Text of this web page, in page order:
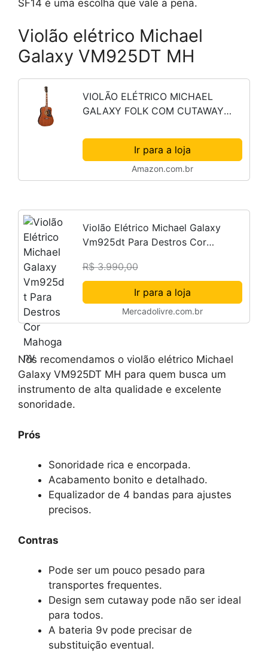
SF14 é uma escolha que vale a pena.
Violão elétrico Michael
Galaxy VM925DT MH
VIOLÃO ELÉTRICO MICHAEL
GALAXY FOLK COM CUTAWAY
Ir para a loja
Amazon.com.br
Violão Elétrico Michael Galaxy
Vm925dt Para Destros Cor
R$ 3.990,00
Ir para a loja
Mercadolivre.com.br
Nós recomendamos o violão elétrico Michael
Galaxy VM925DT MH para quem busca um
instrumento de alta qualidade e excelente
sonoridade.
Prós
Sonoridade rica e encorpada.
Acabamento bonito e detalhado.
Equalizador de 4 bandas para ajustes
precisos.
Contras
Pode ser um pouco pesado para
transportes frequentes.
Design sem cutaway pode não ser ideal
para todos.
A bateria 9v pode precisar de
substituição eventual.